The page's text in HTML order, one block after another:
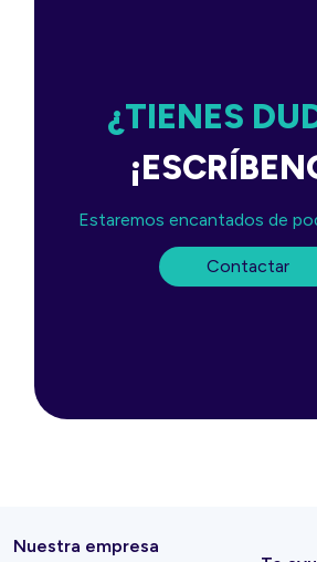
¿TIENES
Estaremos encantados de
Contactar
Nuestra empresa